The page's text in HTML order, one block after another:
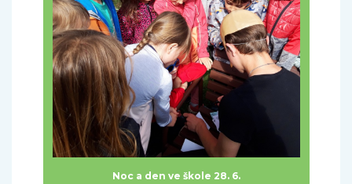
Noc a den ve škole 28. 6.